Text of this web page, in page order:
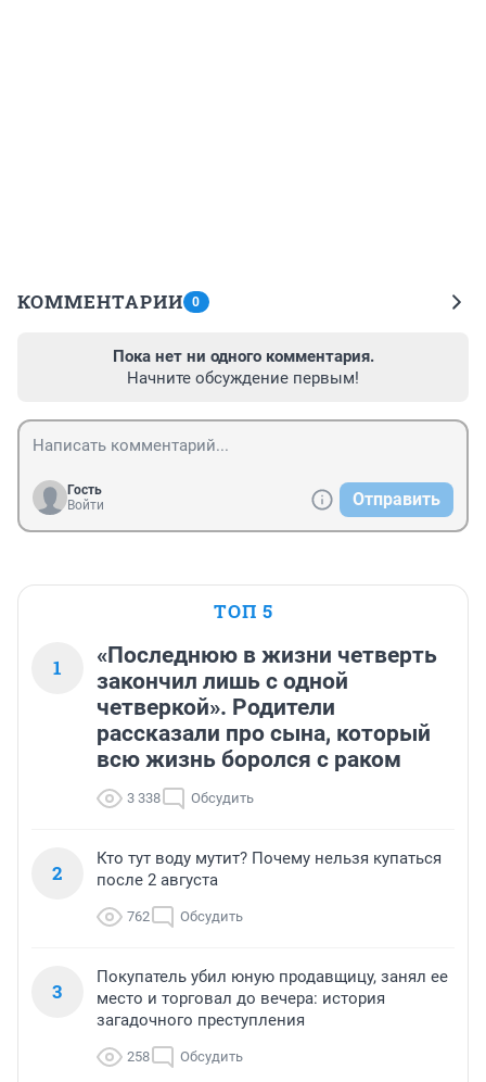
КОММЕНТАРИИ 0
Пока нет ни одного комментария.
Начните обсуждение первым!
Гость
Войти
Отправить
ТОП 5
1
«Последнюю в жизни четверть
закончил лишь с одной
четверкой». Родители
рассказали про сына, который
всю жизнь боролся с раком
3 338 Обсудить
2
Кто тут воду мутит? Почему нельзя купаться
после 2 августа
762 Обсудить
3
Покупатель убил юную продавщицу, занял ее
место и торговал до вечера: история
загадочного преступления
258 Обсудить